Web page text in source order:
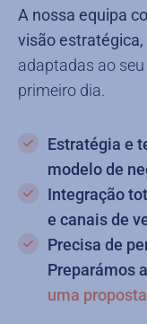
A nossa equipa
visão estratégica,
adaptadas ao
primeiro dia.
Estratégia e
modelo de
Integração
e canais de
Precisa de
Preparámos
uma proposta